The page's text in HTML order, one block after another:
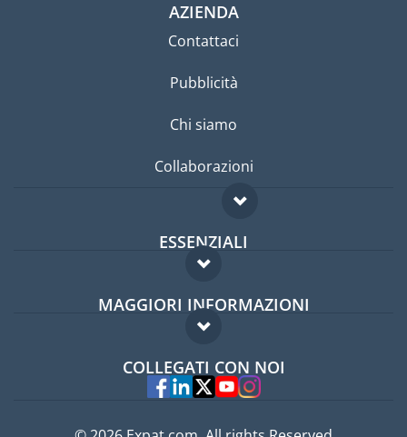
AZIENDA
Contattaci
Pubblicità
Chi siamo
Collaborazioni
ESSENZIALI
Forum per expat
Guida per expat
MAGGIORI INFORMAZIONI
Domande frequenti
Esperti
COLLEGATI CON NOI